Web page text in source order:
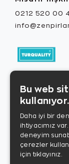
0212 520 00
Bu web
kullanıyor.
Daha iyi bir
ihtiyacımız
deneyim
çerezler
için tıklayınız.